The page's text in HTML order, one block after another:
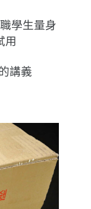
學生量身
用
講義